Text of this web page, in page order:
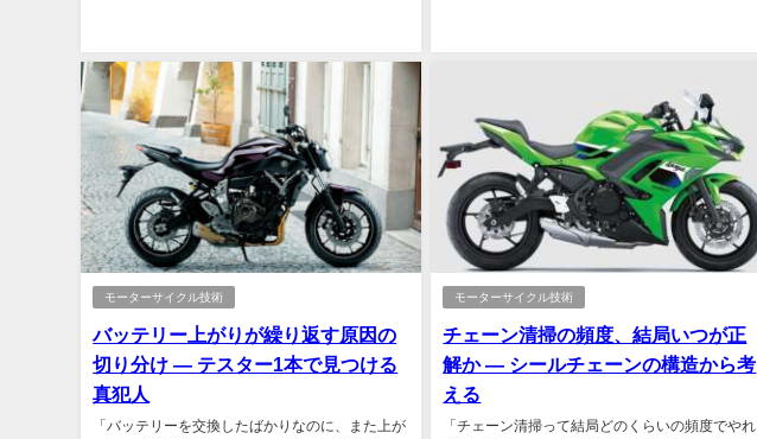
モーターサイクル技術
バッテリー上がりが繰り返す原因の
切り分け ― テスター1本で見つける
真犯人
「バッテリーを交換したばかりなのに、また上が
モーターサイクル技術
チェーン清掃の頻度、結局いつが正
解か ― シールチェーンの構造から考
える
「チェーン清掃って結局どのくらいの頻度でやれ